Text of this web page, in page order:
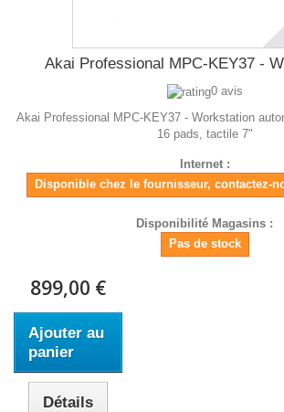
Akai Professional MPC-KEY37 -
0 avis
Akai Professional MPC-KEY37 - Workstation
16 pads, tactile 7"
Internet :
Disponible chez le fournisseur, contactez-
Disponibilité Magasins :
Pas de stock
899,00 €
Ajouter au
panier
Détails